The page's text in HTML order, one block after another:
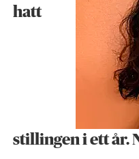
hatt
stillingen i ett år.